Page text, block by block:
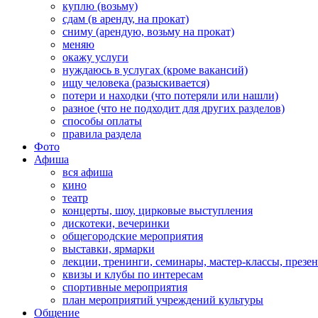
куплю (возьму)
сдам (в аренду, на прокат)
сниму (арендую, возьму на прокат)
меняю
окажу услуги
нуждаюсь в услугах (кроме вакансий)
ищу человека (разыскивается)
потери и находки (что потеряли или нашли)
разное (что не подходит для других разделов)
способы оплаты
правила раздела
Фото
Афиша
вся афиша
кино
театр
концерты, шоу, цирковые выступления
дискотеки, вечеринки
общегородские мероприятия
выставки, ярмарки
лекции, тренинги, семинары, мастер-классы,
квизы и клубы по интересам
спортивные мероприятия
план мероприятий учреждений культуры
Общение